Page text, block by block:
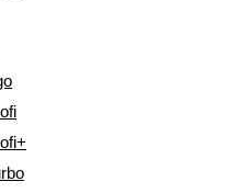
2-BC